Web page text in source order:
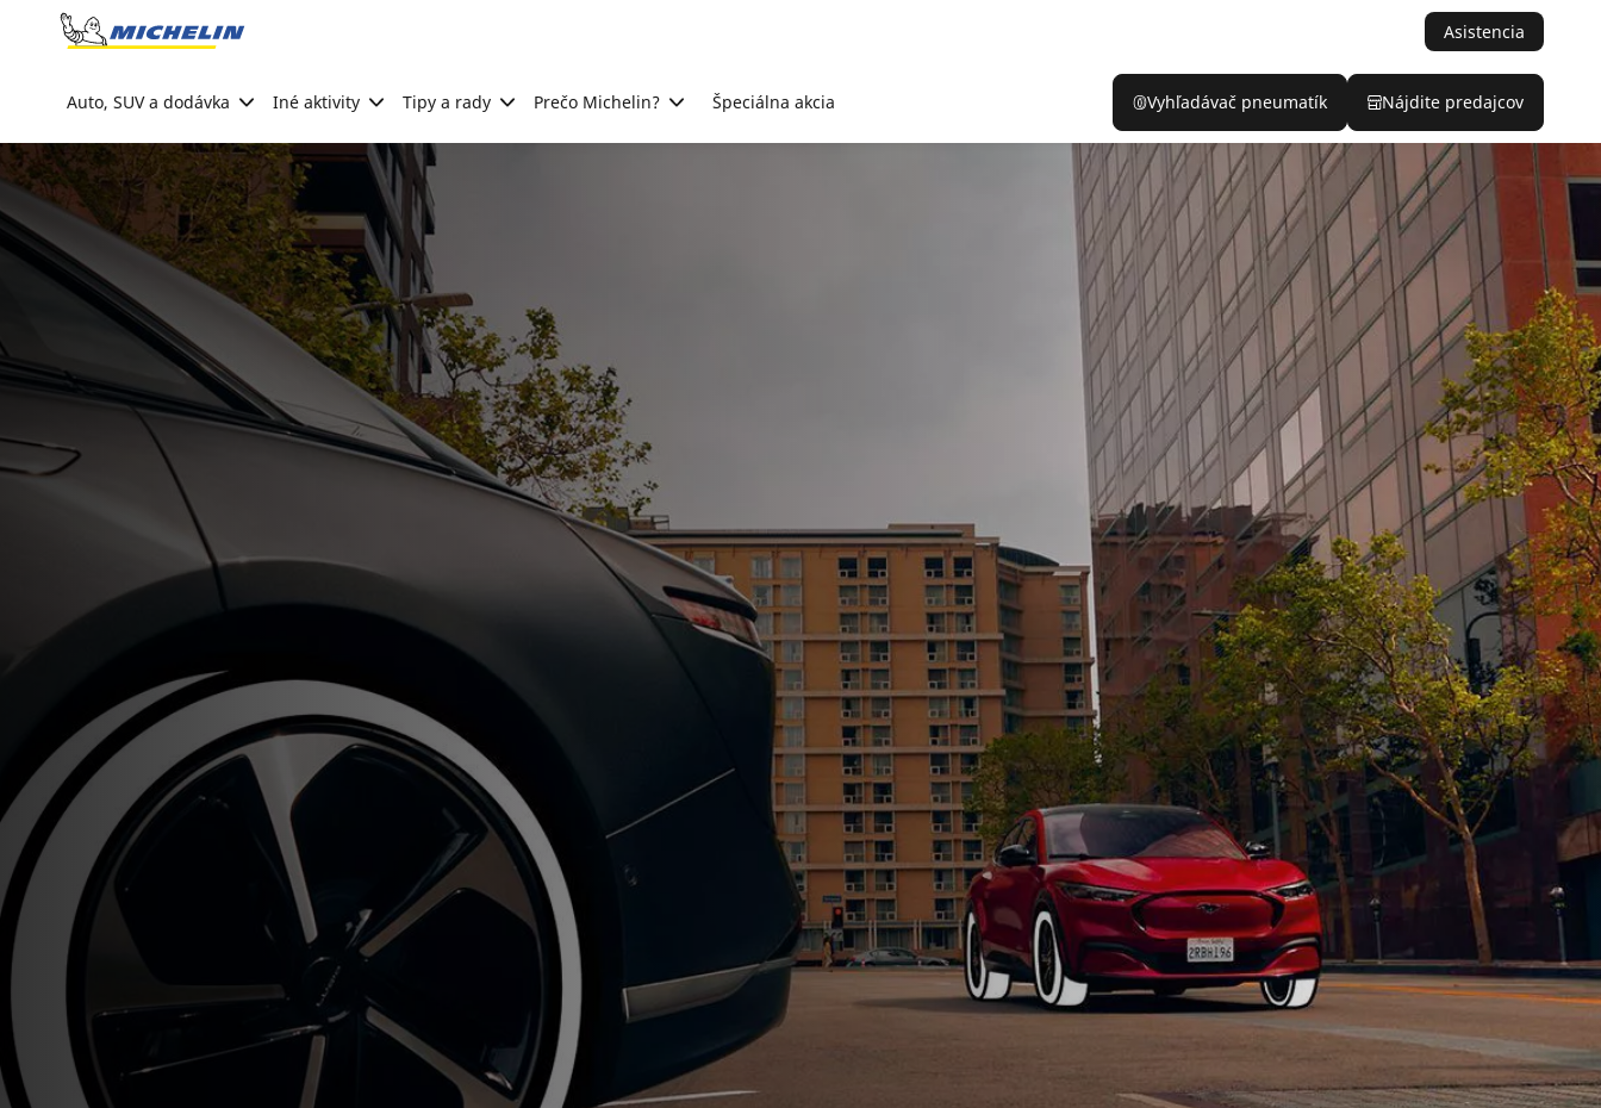
Go to page content
Asistencia
Auto, SUV a dodávka Iné aktivity Tipy a rady Prečo Michelin? Špeciálna akcia Vyhľadávač pneumatík Nájdite predajcov